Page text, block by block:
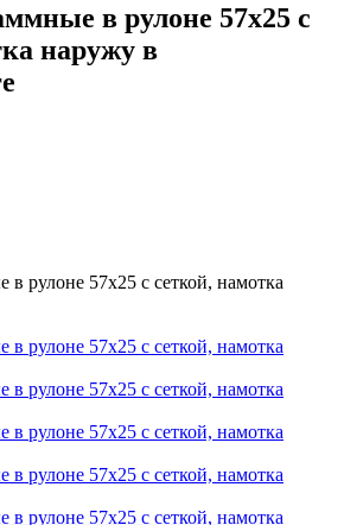
в рулоне 57х25 с
наружу в
рулоне 57х25 с сеткой, намотка